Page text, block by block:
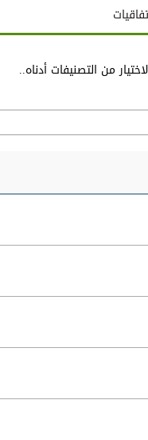
من التصنيفات أدناه..